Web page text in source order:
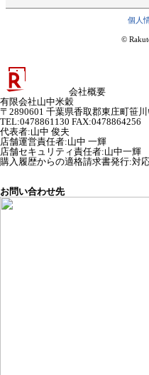
個人
©
会社概要
有限会社山中米穀
〒2890601 千葉県香取郡東庄町笹川
TEL:0478861130 FAX:0478864256
代表者:山中 俊夫
店舗運営責任者:山中 一輝
店舗セキュリティ責任者:山中一輝
購入履歴からの適格請求書発行:対
お問い合わせ先